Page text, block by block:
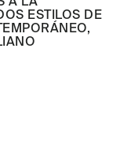
ESTILOS DE